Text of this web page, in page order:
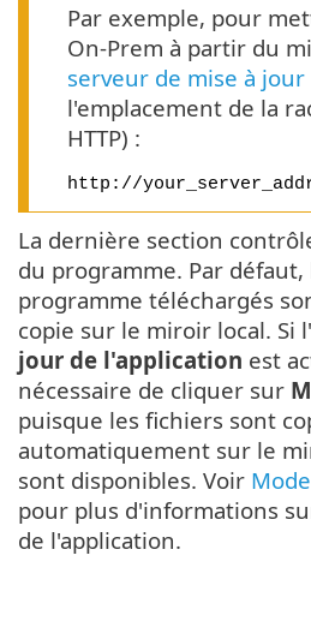
Par exemple, pour
On-Prem à partir du
serveur de mise à jour
l'emplacement de la
HTTP) :
http://
La dernière section
du programme. Par défaut,
programme téléchargés
copie sur le miroir local. Si
jour de l'application est
nécessaire de cliquer sur
puisque les fichiers sont
automatiquement sur le
sont disponibles. Voir
pour plus d'informations
de l'application.